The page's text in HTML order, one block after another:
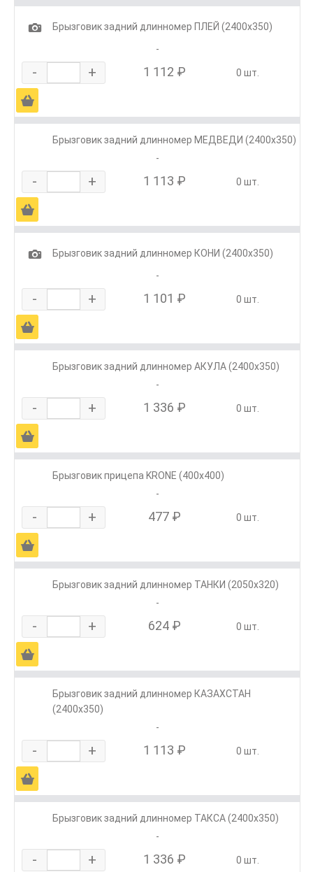
1
Брызговик задний длинномер ПЛЕЙ (2400х350)
-
- + 1 112 ₽ 0 шт.
Ä
Брызговик задний длинномер МЕДВЕДИ (2400х350)
-
- + 1 113 ₽ 0 шт.
Ä
1
Брызговик задний длинномер КОНИ (2400х350)
-
- + 1 101 ₽ 0 шт.
Ä
Брызговик задний длинномер АКУЛА (2400х350)
-
- + 1 336 ₽ 0 шт.
Ä
Брызговик прицепа KRONE (400х400)
-
- + 477 ₽ 0 шт.
Ä
Брызговик задний длинномер ТАНКИ (2050х320)
-
- + 624 ₽ 0 шт.
Ä
Брызговик задний длинномер КАЗАХСТАН
(2400х350)
-
- + 1 113 ₽ 0 шт.
Ä
Брызговик задний длинномер ТАКСА (2400х350)
-
- + 1 336 ₽ 0 шт.